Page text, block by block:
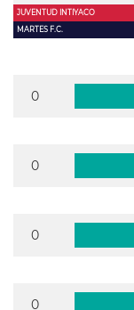
JUVENTUD INTIYACO
MARTES F.C.
0
0
0
0